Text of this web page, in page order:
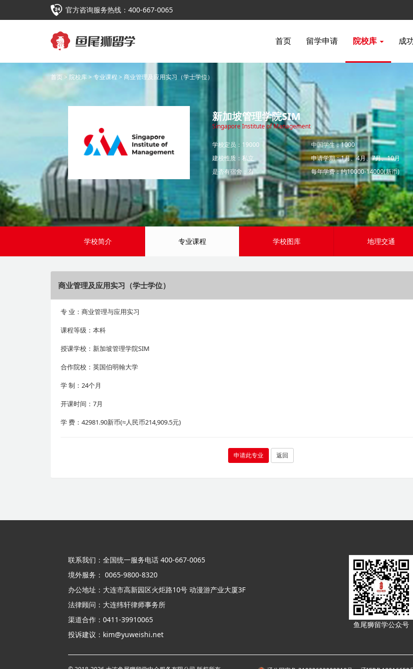
官方咨询服务热线：400-667-0065
首页 留学申请 院校库 成
首页 > 院校库>专业课程 > 商业管理及应用实习（学士学位）
新加坡管理学院SIM
Singapore Institute of Management
学校定员：19000
建校性质：私立
是否有宿舍：有
中国学生：1000
申请学期：1月、4月、7月、10月
每年学费：约10000-14000(新币)
学校简介 专业课程 学校图库 地理交通
商业管理及应用实习（学士学位）
专业：商业管理与应用实习
课程等级：本科
授课学校：新加坡管理学院SIM
合作院校：英国伯明翰大学
学制：24个月
开课时间：7月
学 费：42981.90新币(≈人民币214,909.5元)
申请此专业 返回
联系我们：全国统一服务电话 400-667-0065
境外服务： 0065-9800-8320
办公地址：大连市高新园区火炬路10号 动漫游产业大厦3F
法律顾问：大连纬轩律师事务所
渠道合作：0411-39910065
投诉建议：kim@yuweishi.net
鱼尾狮留学公众号